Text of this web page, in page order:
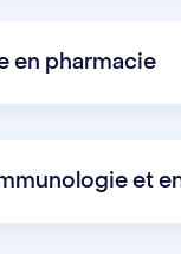
en pharmacie
et